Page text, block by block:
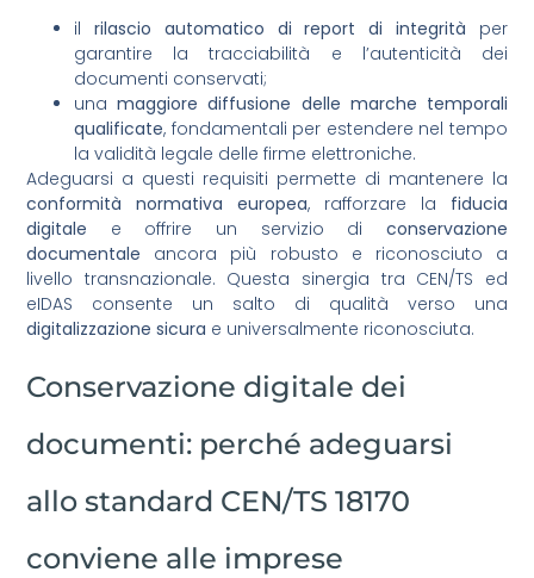
ilrilascio automatico di report di integrità per
garantire la tracciabilità e l’autenticità dei
documenti conservati;
unamaggiore diffusione delle marche temporali
qualificate, fondamentali per estendere nel tempo
la validità legale delle firme elettroniche.
Adeguarsi a questi requisiti permette di mantenere la
conformità normativa europea, rafforzare la fiducia
digitale e offrire un servizio di conservazione
documentale ancora più robusto e riconosciuto a
livello transnazionale. Questa sinergia tra CEN/TS ed
eIDAS consente un salto di qualità verso una
digitalizzazione sicura e universalmente riconosciuta.
Conservazione digitale dei
documenti: perché adeguarsi
allo standard CEN/TS 18170
conviene alle imprese